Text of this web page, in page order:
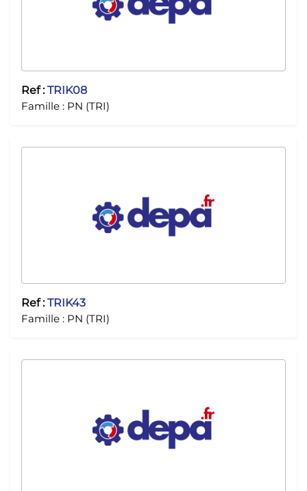
Ref :TRIK08
Famille : PN (TRI)
Ref :TRIK43
Famille : PN (TRI)